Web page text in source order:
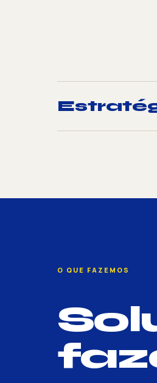
O QUE FAZEMOS